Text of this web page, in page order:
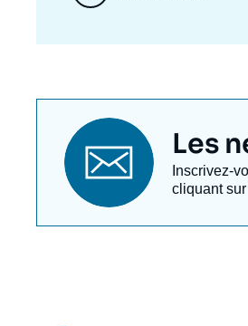
Titre
Les
Texte
Newsletter
Inscrivez-
cliquant